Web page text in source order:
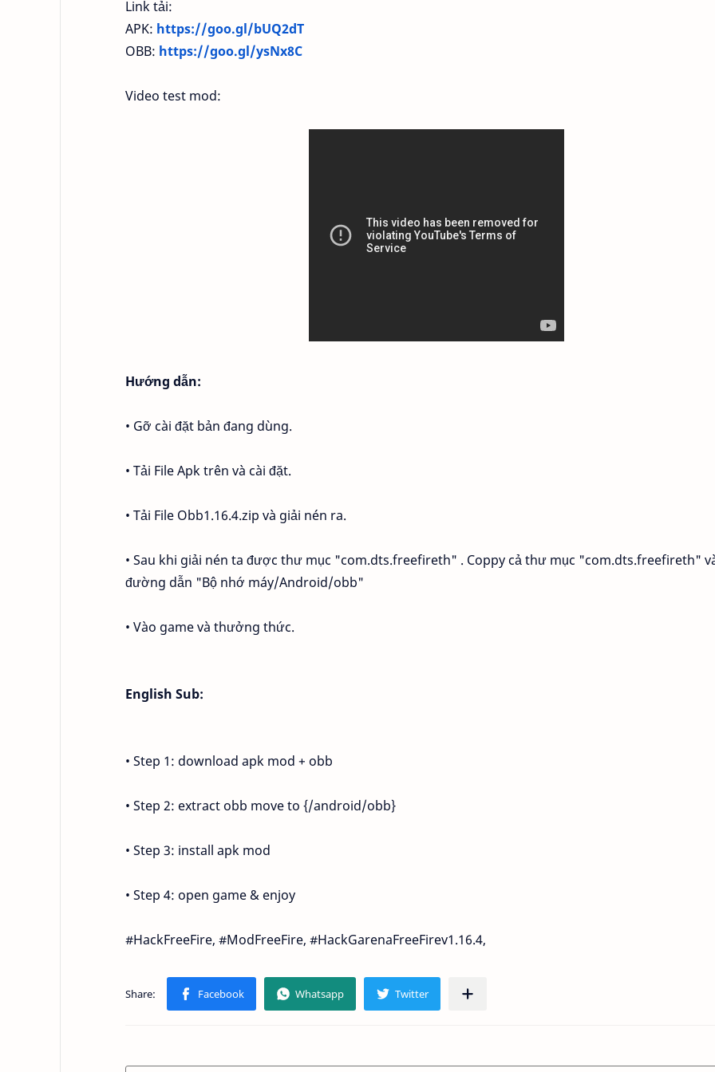
Link tải:
APK: https://goo.gl/bUQ2dT
OBB: https://goo.gl/ysNx8C
Video test mod:
Hướng dẫn:
• Gỡ cài đặt bản đang dùng.
• Tải File Apk trên và cài đặt.
• Tải File Obb1.16.4.zip và giải nén ra.
• Sau khi giải nén ta được thư mục "com.dts.freefireth" . Coppy cả thư mục "com.dts.freefireth"
đường dẫn "Bộ nhớ máy/Android/obb"
• Vào game và thưởng thức.
English Sub:
• Step 1: download apk mod + obb
• Step 2: extract obb move to {/android/obb}
• Step 3: install apk mod
• Step 4: open game & enjoy
#HackFreeFire, #ModFreeFire, #HackGarenaFreeFirev1.16.4,